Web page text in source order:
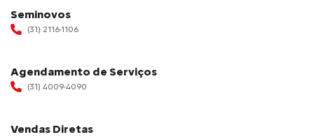
Seminovos
(31) 2116-1106
Agendamento de Serviços
(31) 4009-4090
Vendas Diretas